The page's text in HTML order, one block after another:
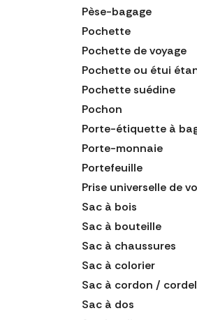
Pèse-bagage
Pochette
Pochette de voyage
Pochette ou étui
Pochette suédine
Pochon
Porte-étiquette à
Porte-monnaie
Portefeuille
Prise universelle de
Sac à bois
Sac à bouteille
Sac à chaussures
Sac à colorier
Sac à cordon /
Sac à dos